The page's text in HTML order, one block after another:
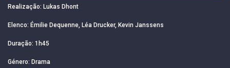
Realização: Lukas Dhont
Elenco: Émilie Dequenne, Léa Drucker, Kevin Janssens
Duração: 1h45
Género: Drama